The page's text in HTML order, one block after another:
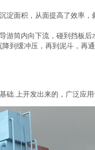
淀面积，从面提高了效率
游筒内向下流，碰到挡板
到缓冲压，再到泥斗，再
础.上开发出来的，广泛应